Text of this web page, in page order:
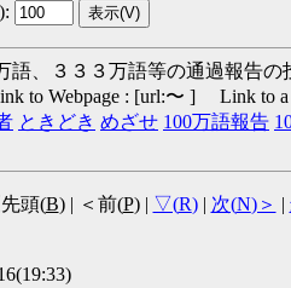
):
、３３３万語等の通過報告の
to Webpage : [url:〜 ] Link to a
ときどき めざせ 100万語報告
先頭(B) | ＜前(P) | ▽(R)| 次(N)＞ |